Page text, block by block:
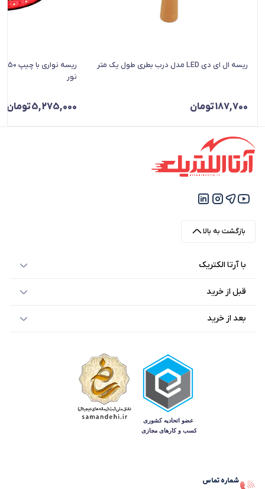
ریسه ال ای دی LED مدل درب بطری طول یک متر
187,700تومان
نور
5,275,000تومان
بازگشت به بالا
با آرتا الکتریک
قبل از خرید
بعد از خرید
شماره تماس